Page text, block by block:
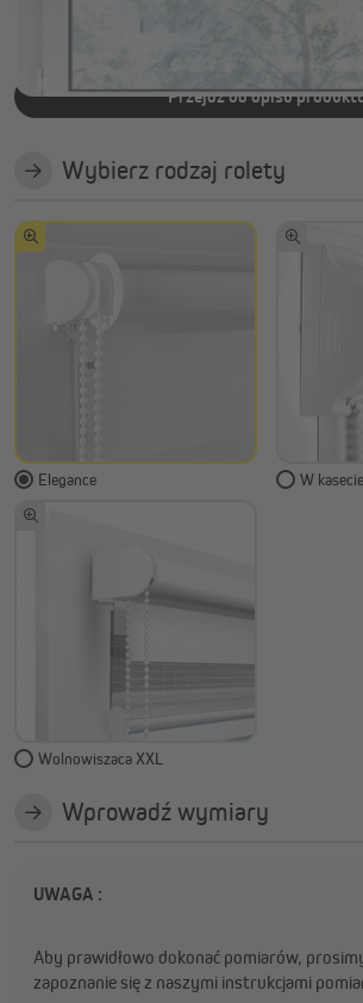
Przejdź do opisu
Wybierz rodzaj rolety
Elegance W kasecie
Wolnowiszaca XXL
Wprowadź wymiary
UWAGA :
Aby prawidłowo dokonać pomiarów,
zapoznanie się z naszymi instrukcjami